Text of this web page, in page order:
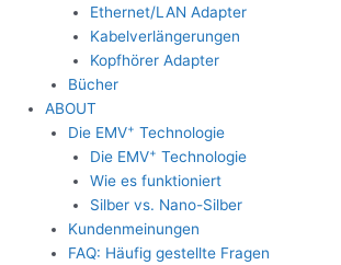
Ethernet/LAN Adapter
Kabelverlängerungen
Kopfhörer Adapter
Bücher
ABOUT
Die EMV+ Technologie
Die EMV+ Technologie
Wie es funktioniert
Silber vs. Nano-Silber
Kundenmeinungen
FAQ: Häufig gestellte Fragen